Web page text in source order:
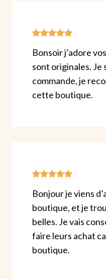
Bonsoir j’adore
sont originales. Je
commande, je
cette boutique.
Bonjour je viens
boutique, et je
belles. Je vais
faire leurs achat
boutique.